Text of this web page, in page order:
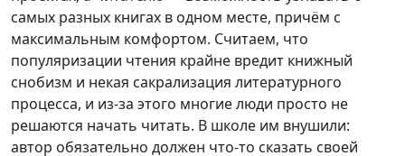
самых разных книгах в одном месте, причём с
максимальным комфортом. Считаем, что
популяризации чтения крайне вредит книжный
снобизм и некая сакрализация литературного
процесса, и из-за этого многие люди просто не
решаются начать читать. В школе им внушили:
автор обязательно должен что-то сказать своей